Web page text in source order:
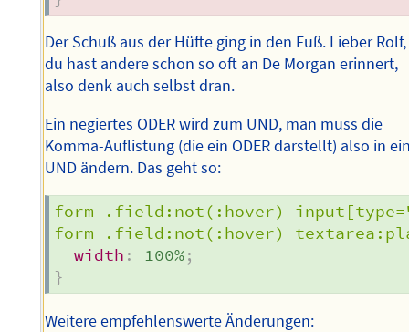
Der Schuß aus der Hüfte ging in den Fuß. Lieber Rolf,
du hast andere schon so oft an De Morgan erinnert,
also denk auch selbst dran.
Ein negiertes ODER wird zum UND, man muss die
Komma-Auflistung (die ein ODER darstellt) also in
UND ändern. Das geht so:
form .field:not(:hover)
form .field:not(:hover)
width : 100%;
}
Weitere empfehlenswerte Änderungen: